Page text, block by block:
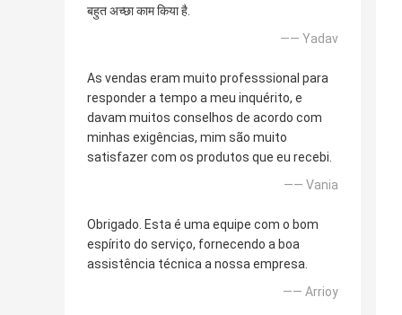
बहुत अच्छा काम किया है.
—— Yadav
As vendas eram muito professsional para
responder a tempo a meu inquérito, e
davam muitos conselhos de acordo com
minhas exigências, mim são muito
satisfazer com os produtos que eu recebi.
—— Vania
Obrigado. Esta é uma equipe com o bom
espírito do serviço, fornecendo a boa
assistência técnica a nossa empresa.
—— Arrioy